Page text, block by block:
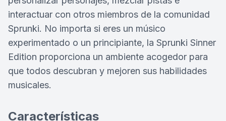
interactuar con otros miembros de la comunidad
Sprunki. No importa si eres un músico
experimentado o un principiante, la Sprunki Sinner
Edition proporciona un ambiente acogedor para
que todos descubran y mejoren sus habilidades
musicales.
Características